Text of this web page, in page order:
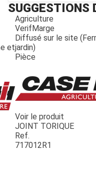
SUGGESTIONS
et
Agriculture
VerifMarge
Diffusé sur le site
jardin)
Pièce
Voir le produit
JOINT TORIQUE
Ref.
717012R1